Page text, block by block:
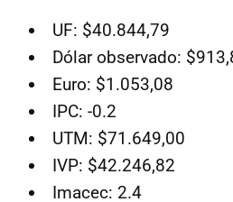
UF: $40.844,79
Dólar observado:
Euro: $1.053,08
IPC: -0.2
UTM: $71.649,00
IVP: $42.246,82
Imacec: 2.4